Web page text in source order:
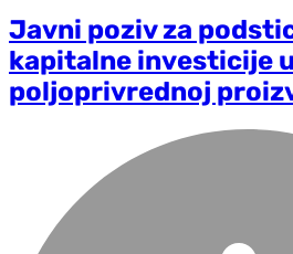
Javni poziv za
kapitalne investicije u
poljoprivrednoj